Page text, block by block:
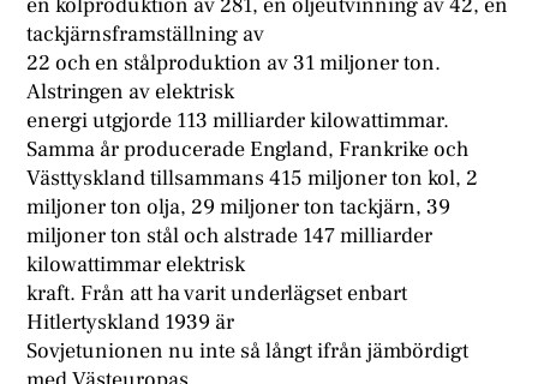
en kolproduktion av 281, en oljeutvinning av 42, en
tackjärnsframställning av
22 och en stålproduktion av 31 miljoner ton.
Alstringen av elektrisk
energi utgjorde 113 milliarder kilowattimmar.
Samma år producerade England, Frankrike och
Västtyskland tillsammans 415 miljoner ton kol, 2
miljoner ton olja, 29 miljoner ton tackjärn, 39
miljoner ton stål och alstrade 147 milliarder
kilowattimmar elektrisk
kraft. Från att ha varit underlägset enbart
Hitlertyskland 1939 är
Sovjetunionen nu inte så långt ifrån jämbördigt